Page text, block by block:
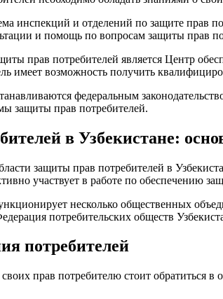
инспекций и отделений по защите
и помощь по вопросам защиты прав
прав потребителей является Центр
имеет возможность получить
федеральным
защиты прав потребителей.
в Узбекистане:
защиты прав потребителей в
участвует в работе по обеспечению
несколько общественных
потребительских обществ
потребителей
прав потребителю стоит обратиться в